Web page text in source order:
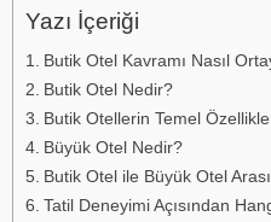
Yazı İçeriği
Butik Otel Kavramı Nasıl
Butik Otel Nedir?
Butik Otellerin Temel
Büyük Otel Nedir?
Butik Otel ile Büyük Otel
Tatil Deneyimi Açısından